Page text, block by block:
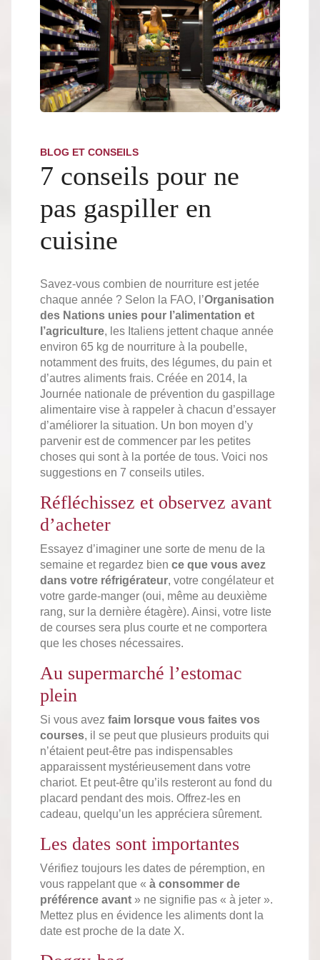
BLOG ET CONSEILS
7 conseils pour ne
pas gaspiller en
cuisine
Savez-vous combien de nourriture est jetée
chaque année ? Selon la FAO, l’Organisation
des Nations unies pour l’alimentation et
l’agriculture, les Italiens jettent chaque année
environ 65 kg de nourriture à la poubelle,
notamment des fruits, des légumes, du pain et
d’autres aliments frais. Créée en 2014, la
Journée nationale de prévention du gaspillage
alimentaire vise à rappeler à chacun d’essayer
d’améliorer la situation. Un bon moyen d’y
parvenir est de commencer par les petites
choses qui sont à la portée de tous. Voici nos
suggestions en 7 conseils utiles.
Réfléchissez et observez avant
d’acheter
Essayez d’imaginer une sorte de menu de la
semaine et regardez bien ce que vous avez
dans votre réfrigérateur, votre congélateur et
votre garde-manger (oui, même au deuxième
rang, sur la dernière étagère). Ainsi, votre liste
de courses sera plus courte et ne comportera
que les choses nécessaires.
Au supermarché l’estomac
plein
Si vous avez faim lorsque vous faites vos
courses, il se peut que plusieurs produits qui
n’étaient peut-être pas indispensables
apparaissent mystérieusement dans votre
chariot. Et peut-être qu’ils resteront au fond du
placard pendant des mois. Offrez-les en
cadeau, quelqu’un les appréciera sûrement.
Les dates sont importantes
Vérifiez toujours les dates de péremption, en
vous rappelant que « à consommer de
préférence avant » ne signifie pas « à jeter ».
Mettez plus en évidence les aliments dont la
date est proche de la date X.